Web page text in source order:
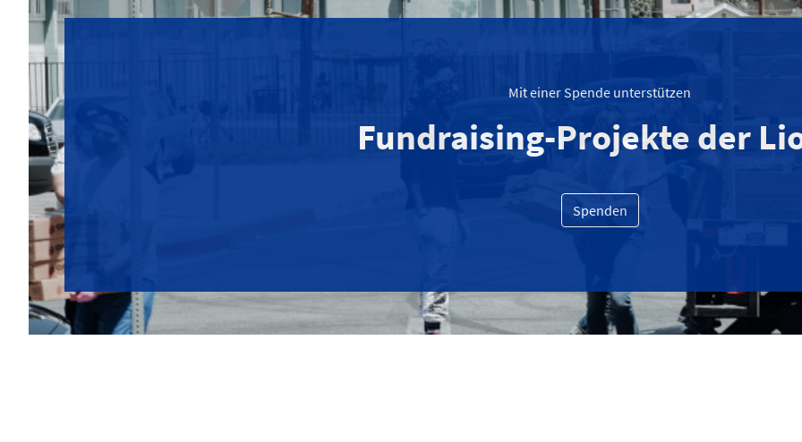
Mit einer Spende unterstützen
Fundraising-Projekte der
Spenden